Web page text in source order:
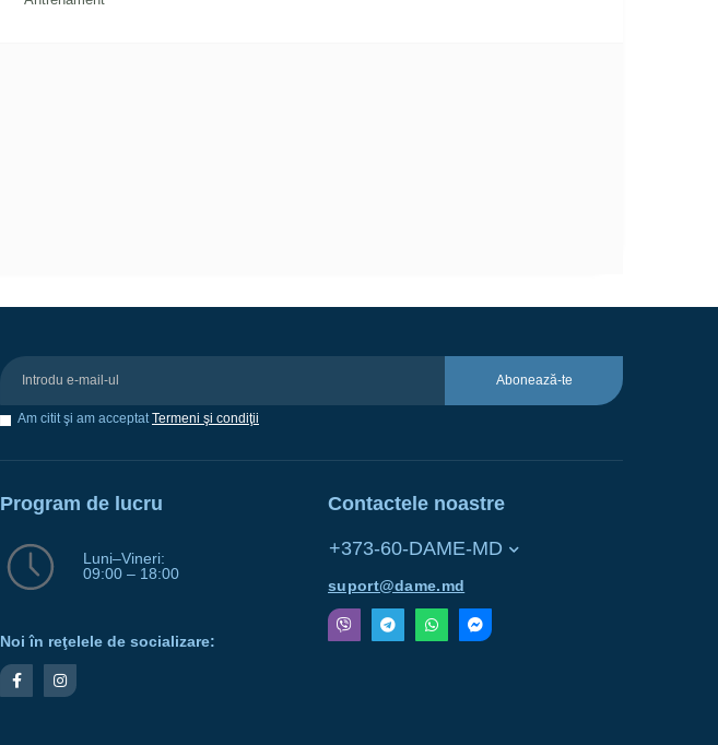
Abonează-te
Am citit şi am acceptatTermeni şi condiţii
Program de lucru
Luni–Vineri:
09:00 – 18:00
Noi în reţelele de socializare:
Contactele noastre
+373-60-DAME-MD
suport@dame.md